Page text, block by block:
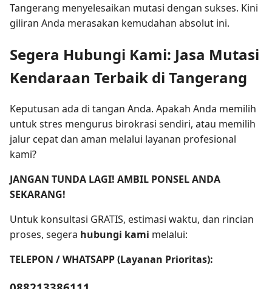
Tangerang menyelesaikan mutasi dengan sukses. Kini
giliran Anda merasakan kemudahan absolut ini.
Segera Hubungi Kami: Jasa Mutasi
Kendaraan Terbaik di Tangerang
Keputusan ada di tangan Anda. Apakah Anda memilih
untuk stres mengurus birokrasi sendiri, atau memilih
jalur cepat dan aman melalui layanan profesional
kami?
JANGAN TUNDA LAGI! AMBIL PONSEL ANDA
SEKARANG!
Untuk konsultasi GRATIS, estimasi waktu, dan rincian
proses, segera hubungi kami melalui:
TELEPON / WHATSAPP (Layanan Prioritas):